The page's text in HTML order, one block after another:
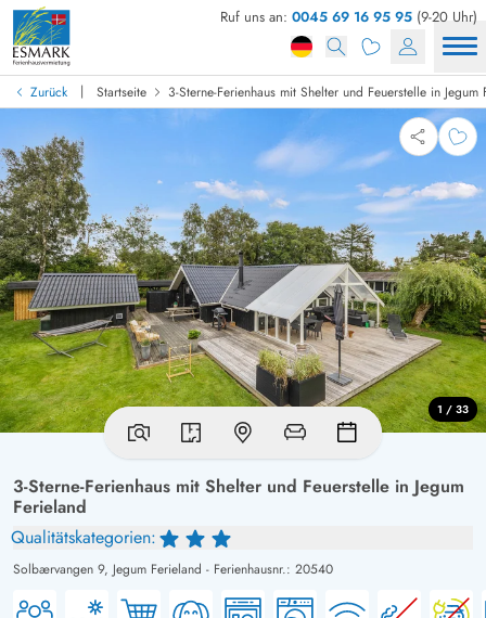
Ruf uns an: 0045 69 16 95 95 (9-20 Uhr)
Zurück | Startseite 3-Sterne-Ferienhaus mit Shelter und Feuerstelle in Jegum
3-Sterne-Ferienhaus mit Shelter und Feuerstelle in Jegum
Ferieland
Qualitätskategorien:
Solbærvangen 9, Jegum Ferieland - Ferienhausnr.: 20540
1 / 33